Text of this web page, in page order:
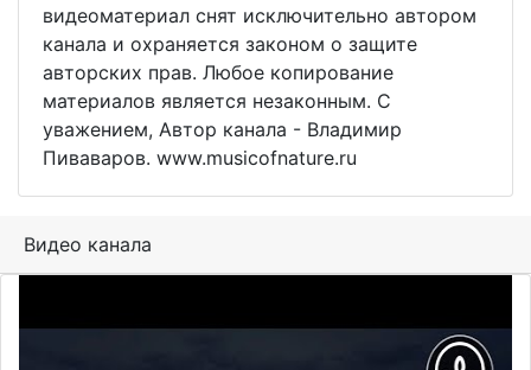
видеоматериал снят исключительно автором
канала и охраняется законом о защите
авторских прав. Любое копирование
материалов является незаконным. С
уважением, Автор канала - Владимир
Пиваваров. www.musicofnature.ru
Видео канала